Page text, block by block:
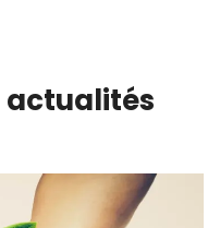
actualités